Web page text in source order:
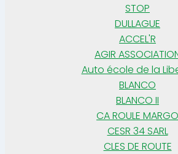
STOP
DULLAGUE
ACCEL'R
AGIR
Auto école de la
BLANCO
BLANCO II
CA ROULE MARGO
CESR 34 SARL
CLES DE ROUTE